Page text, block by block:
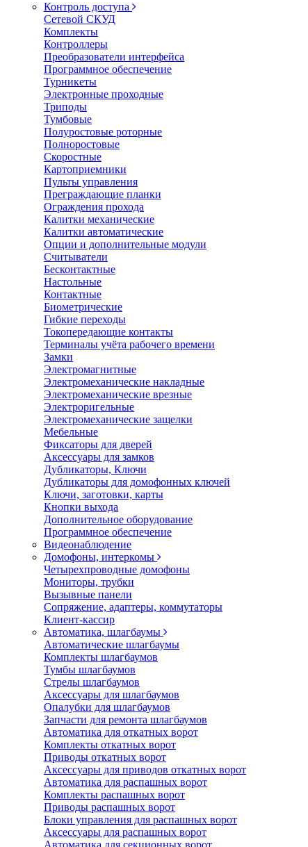
Контроль доступа
Сетевой СКУД
Комплекты
Контроллеры
Преобразователи интерфейса
Программное обеспечение
Турникеты
Электронные проходные
Триподы
Тумбовые
Полуростовые роторные
Полноростовые
Скоростные
Картоприемники
Пульты управления
Преграждающие планки
Ограждения прохода
Калитки механические
Калитки автоматические
Опции и дополнительные модули
Считыватели
Бесконтактные
Настольные
Контактные
Биометрические
Гибкие переходы
Токопередающие контакты
Терминалы учёта рабочего времени
Замки
Электромагнитные
Электромеханические накладные
Электромеханические врезные
Электроригельные
Электромеханические защелки
Мебельные
Фиксаторы для дверей
Аксессуары для замков
Дубликаторы, Ключи
Дубликаторы для домофонных ключей
Ключи, заготовки, карты
Кнопки выхода
Дополнительное оборудование
Программное обеспечение
Видеонаблюдение
Домофоны, интеркомы
Четырехпроводные домофоны
Мониторы, трубки
Вызывные панели
Сопряжение, адаптеры, коммутаторы
Клиент-кассир
Автоматика, шлагбаумы
Автоматические шлагбаумы
Комплекты шлагбаумов
Тумбы шлагбаумов
Стрелы шлагбаумов
Аксессуары для шлагбаумов
Опалубки для шлагбаумов
Запчасти для ремонта шлагбаумов
Автоматика для откатных ворот
Комплекты откатных ворот
Приводы откатных ворот
Аксессуары для приводов откатных ворот
Автоматика для распашных ворот
Комплекты распашных ворот
Приводы распашных ворот
Блоки управления для распашных ворот
Аксессуары для распашных ворот
Автоматика для секционных ворот